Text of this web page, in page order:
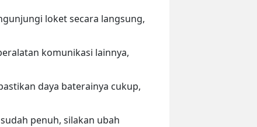
loket secara langsung,
komunikasi lainnya,
daya baterainya cukup,
penuh, silakan ubah